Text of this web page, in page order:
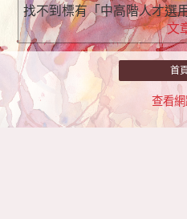
找不到標有「中高階人才選
文
首
查看